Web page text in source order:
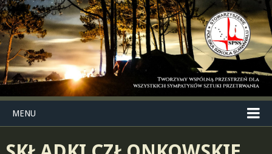
MENU